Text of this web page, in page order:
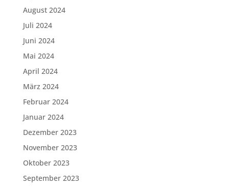
August 2024
Juli 2024
Juni 2024
Mai 2024
April 2024
März 2024
Februar 2024
Januar 2024
Dezember 2023
November 2023
Oktober 2023
September 2023